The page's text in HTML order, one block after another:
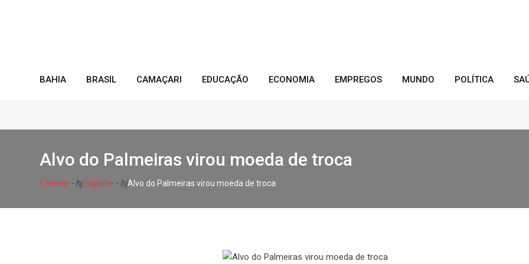
BAHIA BRASIL CAMAÇARI EDUCAÇÃO ECONOMIA EMPREGOS MUNDO POLÍTICA
Alvo do Palmeiras virou moeda de troca
Home - hjEsporte - hjAlvo do Palmeiras virou moeda de troca